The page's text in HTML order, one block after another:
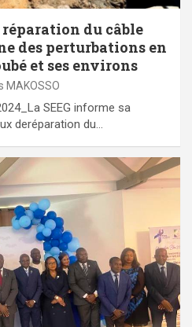
du câble
des perturbations en
et ses environs
MAKOSSO
SEEG informe sa
deréparation du…